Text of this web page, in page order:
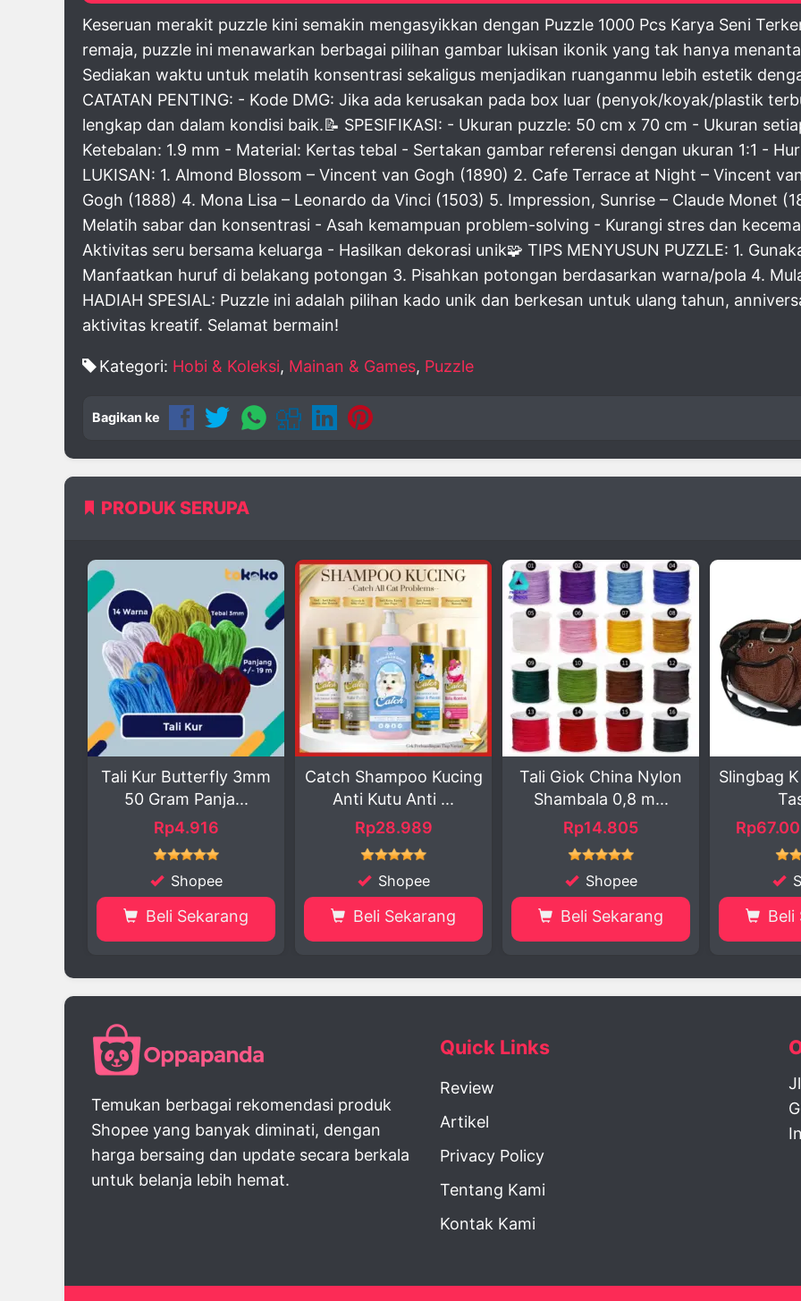
Keseruan merakit puzzle kini semakin mengasyikkan dengan Puzzle 1000 Pcs Karya Seni
remaja, puzzle ini menawarkan berbagai pilihan gambar lukisan ikonik yang tak hanya
Sediakan waktu untuk melatih konsentrasi sekaligus menjadikan ruanganmu lebih estetik
CATATAN PENTING: - Kode DMG: Jika ada kerusakan pada box luar (penyok/koyak/plastik
lengkap dan dalam kondisi baik.📝 SPESIFIKASI: - Ukuran puzzle: 50 cm x 70 cm - Ukuran
Ketebalan: 1.9 mm - Material: Kertas tebal - Sertakan gambar referensi dengan ukuran 1:1 -
LUKISAN: 1. Almond Blossom – Vincent van Gogh (1890) 2. Cafe Terrace at Night – Vincent
Gogh (1888) 4. Mona Lisa – Leonardo da Vinci (1503) 5. Impression, Sunrise – Claude Monet
Melatih sabar dan konsentrasi - Asah kemampuan problem-solving - Kurangi stres dan
Aktivitas seru bersama keluarga - Hasilkan dekorasi unik🧩 TIPS MENYUSUN PUZZLE: 1.
Manfaatkan huruf di belakang potongan 3. Pisahkan potongan berdasarkan warna/pola 4.
HADIAH SPESIAL: Puzzle ini adalah pilihan kado unik dan berkesan untuk ulang tahun,
aktivitas kreatif. Selamat bermain!
Kategori: Hobi & Koleksi, Mainan & Games, Puzzle
Bagikan ke
PRODUK SERUPA
Catch Shampoo Kucing
Anti Kutu Anti ...
Rp28.989
Shopee
Beli Sekarang
Tali Giok China Nylon
Shambala 0,8 m...
Rp14.805
Shopee
Beli Sekarang
Slingbag Kisa Rooster –
Tas St...
Rp67.000 - 70.300
Shopee
Beli Sekarang
Temukan berbagai rekomendasi produk
Shopee yang banyak diminati, dengan
harga bersaing dan update secara berkala
untuk belanja lebih hemat.
Quick Links
Review
Artikel
Privacy Policy
Tentang Kami
Kontak Kami